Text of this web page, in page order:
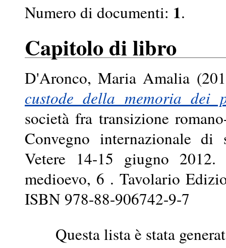
Numero di documenti: 1.
Capitolo di libro
D'Aronco, Maria Amalia
custode della memoria dei
società fra transizione
Convegno internazionale
Vetere 14-15 giugno
medioevo, 6 . Tavolario
ISBN 978-88-906742-9-7
Questa lista è stata